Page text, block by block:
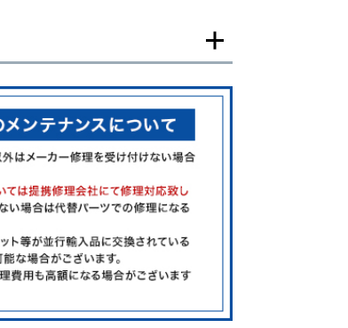
像を使用し掲載致しております。
すのでご了承下さいませ。
場合がございますが、在庫品の仕様で販
いいたします。
品を撮影しております。
と色目が異なる場合がございます。
プライバシーの関係上WEBへの掲載を控
きません。
でのご注文と店頭処理との時間差で在庫
す。